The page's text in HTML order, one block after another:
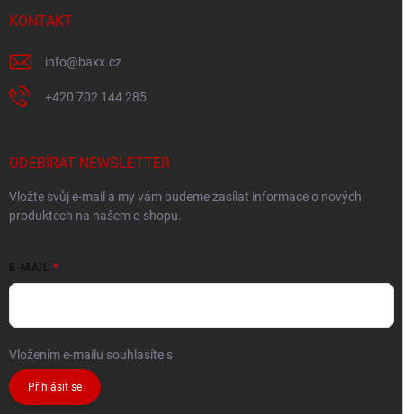
KONTAKT
info@baxx.cz
+420 702 144 285
ODEBÍRAT NEWSLETTER
Vložte svůj e-mail a my vám budeme zasílat informace o nových
produktech na našem e-shopu.
E-MAIL
Vložením e-mailu souhlasíte s
Přihlásit se